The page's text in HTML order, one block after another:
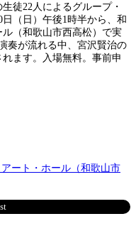
徒22人によるグループ・
（日）午後1時半から、和
（和歌山市西高松）で実
奏が流れる中、宮沢賢治の
ます。入場無料。事前申
ート・ホール（和歌山市